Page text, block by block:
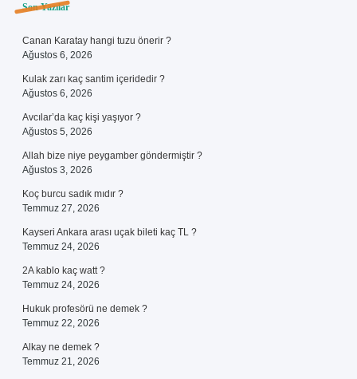
Sidebar
Son Yazılar
Canan Karatay hangi tuzu önerir ?
Ağustos 6, 2026
Kulak zarı kaç santim içeridedir ?
Ağustos 6, 2026
Avcılar’da kaç kişi yaşıyor ?
Ağustos 5, 2026
Allah bize niye peygamber göndermiştir ?
Ağustos 3, 2026
Koç burcu sadık mıdır ?
Temmuz 27, 2026
Kayseri Ankara arası uçak bileti kaç TL ?
Temmuz 24, 2026
2A kablo kaç watt ?
Temmuz 24, 2026
Hukuk profesörü ne demek ?
Temmuz 22, 2026
Alkay ne demek ?
Temmuz 21, 2026